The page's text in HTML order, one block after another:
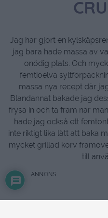
Jag har gjort en
jag bara hade massa av
onödig plats. Och
femtioelva
massa nya recept där
Blandannat bakade jag
frysa in och ta fram när
hade jag också ett
inte riktigt lika lätt att baka
mycket grillad korv
till